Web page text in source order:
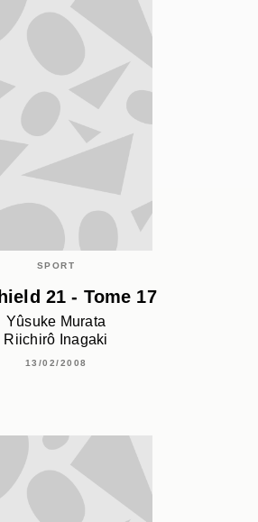
SPORT
21 - Tome 17
Yûsuke Murata
Riichirô Inagaki
13/02/2008